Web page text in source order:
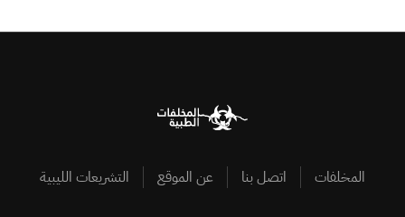
المخلفات اتصل بنا عن الموقع التشريعات الليبية